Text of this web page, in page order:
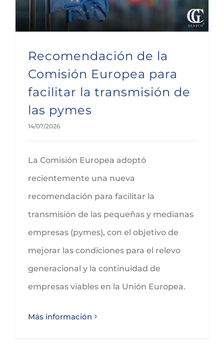
Recomendación de la
Comisión Europea para
facilitar la transmisión de
las pymes
14/07/2026
La Comisión Europea adoptó
recientemente una nueva
recomendación para facilitar la
transmisión de las pequeñas y medianas
empresas (pymes), con el objetivo de
mejorar las condiciones para el relevo
generacional y la continuidad de
empresas viables en la Unión Europea.
Más información